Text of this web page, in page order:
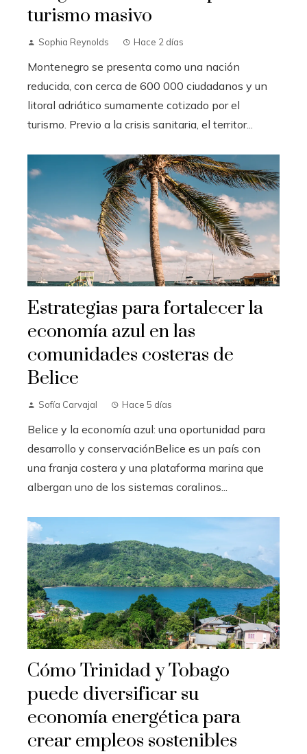
turismo masivo
Sophia Reynolds Hace 2 días
Montenegro se presenta como una nación
reducida, con cerca de 600 000 ciudadanos y un
litoral adriático sumamente cotizado por el
turismo. Previo a la crisis sanitaria, el territor...
Estrategias para fortalecer la
economía azul en las
comunidades costeras de
Belice
Sofía Carvajal Hace 5 días
Belice y la economía azul: una oportunidad para
desarrollo y conservaciónBelice es un país con
una franja costera y una plataforma marina que
albergan uno de los sistemas coralinos...
Cómo Trinidad y Tobago
puede diversificar su
economía energética para
crear empleos sostenibles